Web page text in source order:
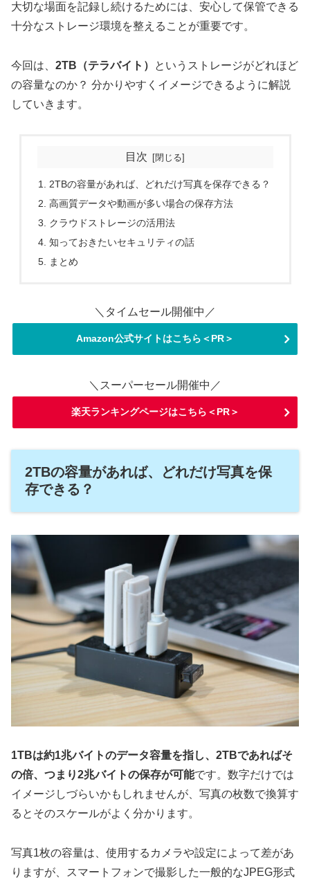
大切な場面を記録し続けるためには、安心して保管できる
十分なストレージ環境を整えることが重要です。
今回は、 2TB（テラバイト）
というストレージがどれほど
の容量なのか？ 分かりやすくイメージできるように解説
していきます。
目次
2TBの容量があれば、どれだけ写真を保存できる？
高画質データや動画が多い場合の保存方法
クラウドストレージの活用法
知っておきたいセキュリティの話
まとめ
＼タイムセール開催中／
Amazon公式サイトはこちら＜PR＞
＼スーパーセール開催中／
楽天ランキングページはこちら＜PR＞
2TBの容量があれば、どれだけ写真を保
存できる？
1TBは約1兆バイトのデータ容量を指し、2TBであればそ
の倍、つまり2兆バイトの保存が可能です。数字だけでは
イメージしづらいかもしれませんが、写真の枚数で換算す
るとそのスケールがよく分かります。
写真1枚の容量は、使用するカメラや設定によって差があ
りますが、スマートフォンで撮影した一般的なJPEG形式